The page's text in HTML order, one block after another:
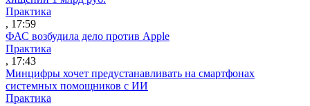
Практика
, 17:59
ФАС возбудила дело против Apple
Практика
, 17:43
Минцифры хочет предустанавливать на смартфонах
системных помощников с ИИ
Практика